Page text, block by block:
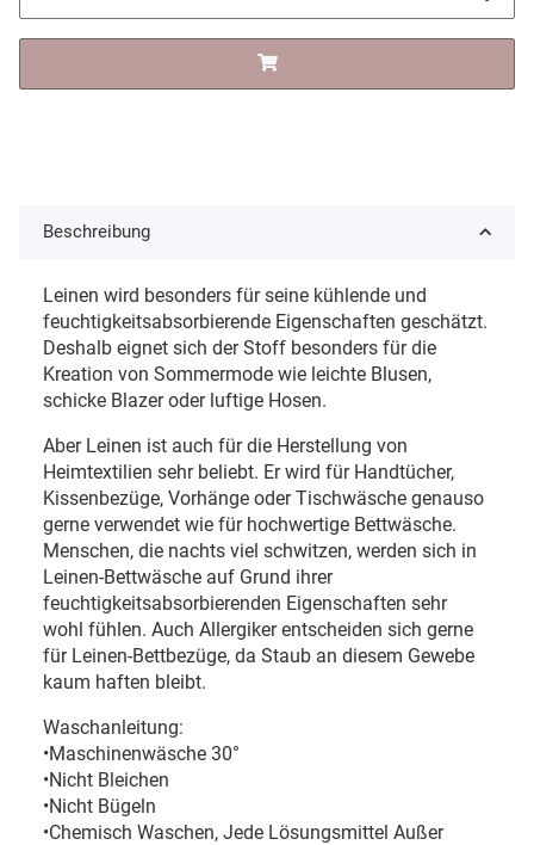
Beschreibung
Leinen wird besonders für seine kühlende und
feuchtigkeitsabsorbierende Eigenschaften geschätzt.
Deshalb eignet sich der Stoff besonders für die
Kreation von Sommermode wie leichte Blusen,
schicke Blazer oder luftige Hosen.
Aber Leinen ist auch für die Herstellung von
Heimtextilien sehr beliebt. Er wird für Handtücher,
Kissenbezüge, Vorhänge oder Tischwäsche genauso
gerne verwendet wie für hochwertige Bettwäsche.
Menschen, die nachts viel schwitzen, werden sich in
Leinen-Bettwäsche auf Grund ihrer
feuchtigkeitsabsorbierenden Eigenschaften sehr
wohl fühlen. Auch Allergiker entscheiden sich gerne
für Leinen-Bettbezüge, da Staub an diesem Gewebe
kaum haften bleibt.
Waschanleitung:
•Maschinenwäsche 30°
•Nicht Bleichen
•Nicht Bügeln
•Chemisch Waschen, Jede Lösungsmittel Außer